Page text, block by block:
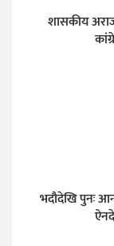
शासकीय
भदौदेखि पुनः